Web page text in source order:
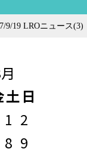
9/19 LROニュース(3)
土 日
1 2
8 9